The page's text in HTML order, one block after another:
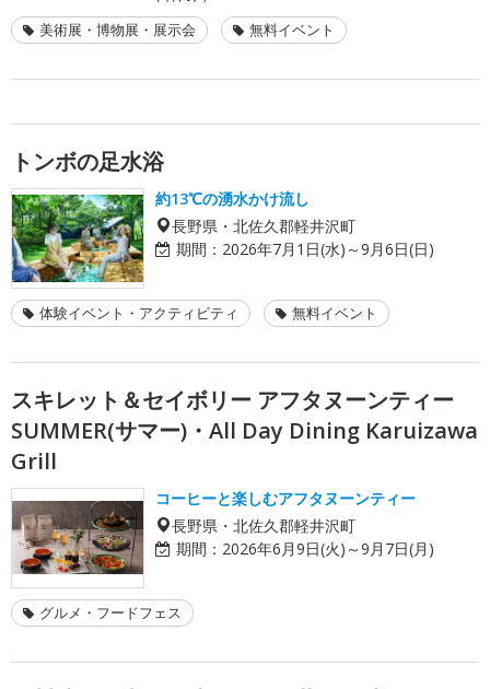
美術展・博物展・展示会 無料イベント
トンボの足水浴
約13℃の湧水かけ流し
長野県・北佐久郡軽井沢町
期間： 2026年7月1日(水)～9月6日(日)
体験イベント・アクティビティ 無料イベント
スキレット＆セイボリー アフタヌーンティー
SUMMER(サマー)・All Day Dining Karuizawa
Grill
コーヒーと楽しむアフタヌーンティー
長野県・北佐久郡軽井沢町
期間： 2026年6月9日(火)～9月7日(月)
グルメ・フードフェス